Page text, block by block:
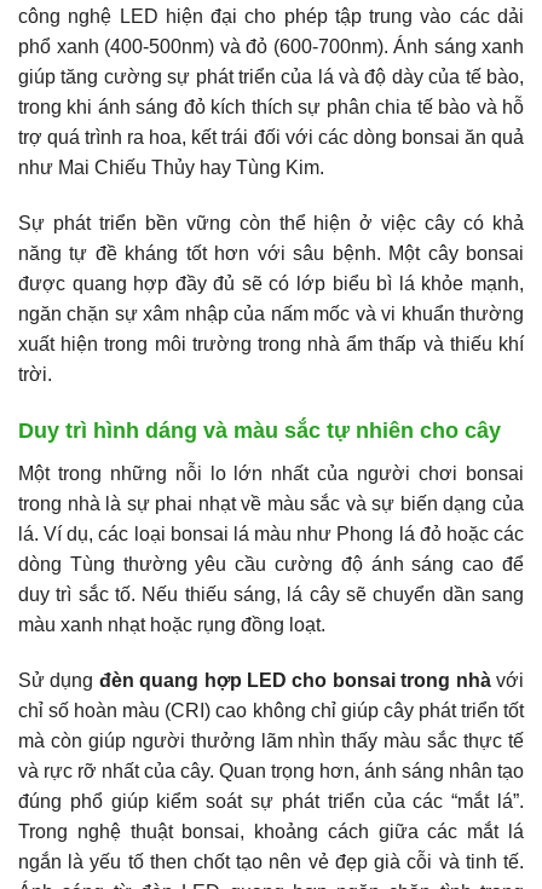
công nghệ LED hiện đại cho phép tập trung vào các dải
phổ xanh (400-500nm) và đỏ (600-700nm). Ánh sáng xanh
giúp tăng cường sự phát triển của lá và độ dày của tế bào,
trong khi ánh sáng đỏ kích thích sự phân chia tế bào và hỗ
trợ quá trình ra hoa, kết trái đối với các dòng bonsai ăn quả
như Mai Chiếu Thủy hay Tùng Kim.
Sự phát triển bền vững còn thể hiện ở việc cây có khả
năng tự đề kháng tốt hơn với sâu bệnh. Một cây bonsai
được quang hợp đầy đủ sẽ có lớp biểu bì lá khỏe mạnh,
ngăn chặn sự xâm nhập của nấm mốc và vi khuẩn thường
xuất hiện trong môi trường trong nhà ẩm thấp và thiếu khí
trời.
Duy trì hình dáng và màu sắc tự nhiên cho cây
Một trong những nỗi lo lớn nhất của người chơi bonsai
trong nhà là sự phai nhạt về màu sắc và sự biến dạng của
lá. Ví dụ, các loại bonsai lá màu như Phong lá đỏ hoặc các
dòng Tùng thường yêu cầu cường độ ánh sáng cao để
duy trì sắc tố. Nếu thiếu sáng, lá cây sẽ chuyển dần sang
màu xanh nhạt hoặc rụng đồng loạt.
Sử dụng đèn quang hợp LED cho bonsai trong nhàvới
chỉ số hoàn màu (CRI) cao không chỉ giúp cây phát triển tốt
mà còn giúp người thưởng lãm nhìn thấy màu sắc thực tế
và rực rỡ nhất của cây. Quan trọng hơn, ánh sáng nhân tạo
đúng phổ giúp kiểm soát sự phát triển của các “mắt lá”.
Trong nghệ thuật bonsai, khoảng cách giữa các mắt lá
ngắn là yếu tố then chốt tạo nên vẻ đẹp già cỗi và tinh tế.